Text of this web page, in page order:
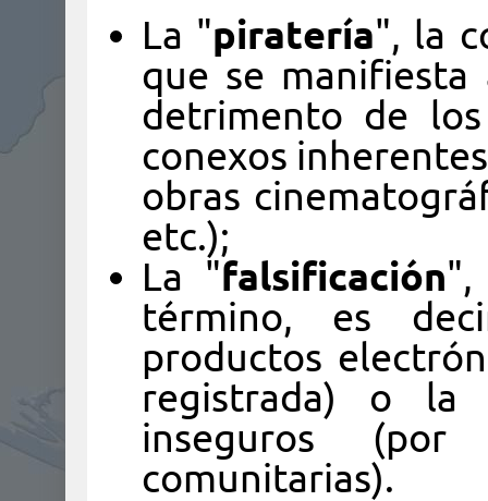
La "piratería", la
que se manifiesta
detrimento de
conexos
obras
etc.);
La "falsificación",
término, es
productos
registrada) o la
inseguros
comunitarias).